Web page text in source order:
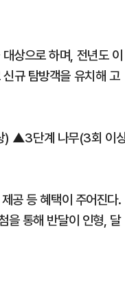
상으로 하며, 전년도 이
규 탐방객을 유치해 고
) ▲3단계 나무(3회 이
공 등 혜택이 주어진다.
을 통해 반달이 인형, 달